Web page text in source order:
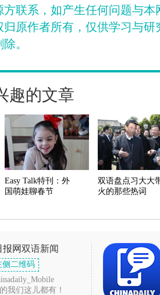
联系，如产生任何问题与
原作者所有，仅供学习与
。
趣的文章
Easy Talk特刊：外
国萌娃聊春节
双语盘点习大大
火的那些热词
报网双语新闻
侧二维码
我们这儿都有！